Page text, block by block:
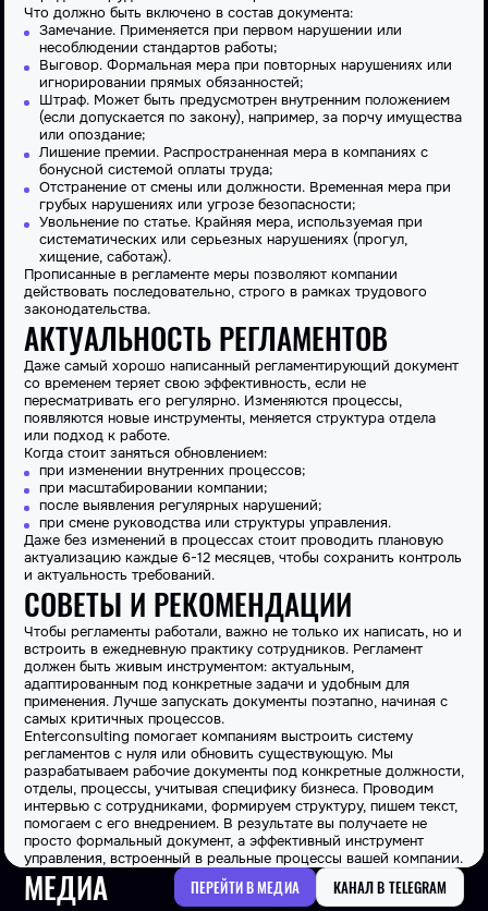
Что должно быть включено в состав документа:
Замечание. Применяется при первом нарушении или
несоблюдении стандартов работы;
Выговор. Формальная мера при повторных нарушениях или
игнорировании прямых обязанностей;
Штраф. Может быть предусмотрен внутренним положением
(если допускается по закону), например, за порчу имущества
или опоздание;
Лишение премии. Распространенная мера вкомпаниях с
бонусной системой оплаты труда;
Отстранение от смены или должности. Временная мера при
грубых нарушениях или угрозе безопасности;
Увольнение по статье. Крайняя мера, используемая при
систематических или серьезных нарушениях (прогул,
хищение, саботаж).
Прописанные в регламенте меры позволяют компании
действовать последовательно, строго в рамках трудового
законодательства.
АКТУАЛЬНОСТЬ РЕГЛАМЕНТОВ
Даже самый хорошо написанный регламентирующий документ
со временем теряет свою эффективность, если не
пересматривать его регулярно. Изменяются процессы,
появляются новые инструменты, меняется структура отдела
или подход к работе.
Когда стоит заняться обновлением:
при изменении внутренних процессов;
при масштабированиикомпании;
после выявления регулярных нарушений;
при смене руководства или структуры управления.
Даже без изменений в процессах стоит проводить плановую
актуализацию каждые 6-12 месяцев, чтобы сохранить контроль
и актуальность требований.
СОВЕТЫ И РЕКОМЕНДАЦИИ
Чтобы регламенты работали, важно не только их написать, но и
встроить в ежедневную практику сотрудников. Регламент
должен быть живым инструментом: актуальным,
адаптированным под конкретные задачи и удобным для
применения. Лучше запускать документы поэтапно, начиная с
самых критичных процессов.
Enterconsulting помогает компаниям выстроить систему
регламентов с нуля или обновить существующую. Мы
разрабатываем рабочие документы под конкретные должности,
отделы, процессы, учитывая специфику бизнеса. Проводим
интервью с сотрудниками, формируем структуру, пишем текст,
помогаем с его внедрением. В результате вы получаете не
просто формальный документ, а эффективный инструмент
управления, встроенный в реальные процессы вашей компании.
МЕДИА ПЕРЕЙТИ В МЕДИА КАНАЛ В TELEGRAM